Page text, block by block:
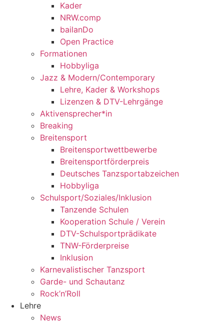
Kader
NRW.comp
bailanDo
Open Practice
Formationen
Hobbyliga
Jazz & Modern/Contemporary
Lehre, Kader & Workshops
Lizenzen & DTV-Lehrgänge
Aktivensprecher*in
Breaking
Breitensport
Breitensportwettbewerbe
Breitensportförderpreis
Deutsches Tanzsportabzeichen
Hobbyliga
Schulsport/Soziales/Inklusion
Tanzende Schulen
Kooperation Schule / Verein
DTV-Schulsportprädikate
TNW-Förderpreise
Inklusion
Karnevalistischer Tanzsport
Garde- und Schautanz
Rock’n’Roll
Lehre
News